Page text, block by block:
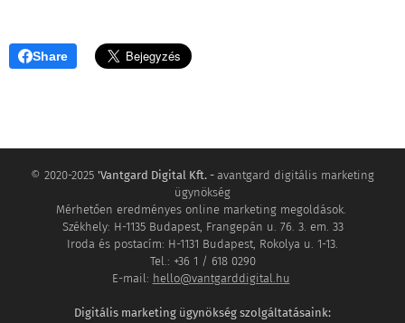
Share
© 2020-2025 'Vantgard Digital Kft. - avantgard digitális marketing
ügynökség
Mérhetően eredményes online marketing megoldások.
Székhely: H-1135 Budapest, Frangepán u. 76. 3. em. 33
Iroda és postacím: H-1131 Budapest, Rokolya u. 1-13.
Tel.: +36 1 / 618 0290
E-mail: hello@vantgarddigital.hu
Digitális marketing ügynökség szolgáltatásaink: